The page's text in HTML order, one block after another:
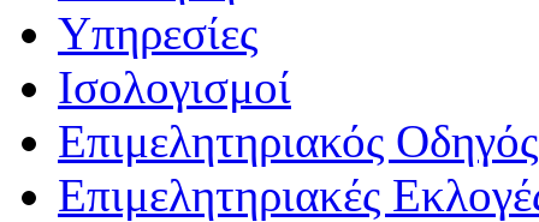
Υπηρεσίες
Ισολογισμοί
Επιμελητηριακός Οδηγός
Επιμελητηριακές